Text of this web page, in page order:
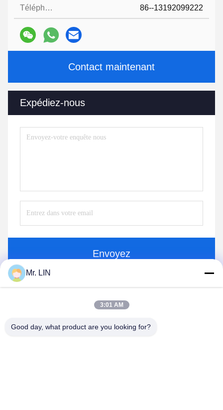
Téléphone: 86--13192099222
Contact maintenant
Expédiez-nous
Envoyez
Guangdong Jinhonghai New Material
Mr. LIN
3:01 AM
Good day, what product are you looking for?